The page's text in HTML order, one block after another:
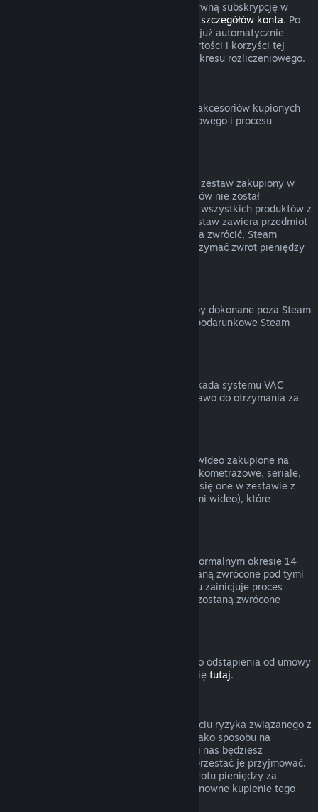
Pamiętaj o tym, że możesz anulować aktywną subskrypcję w
swoich szczegółów konta. Po
anulowaniu twoja subskrypcja nie będzie już automatycznie
odnawiana, ale uzyskasz dostęp do zawartości i korzyści tej
subskrypcji do końca twojego obecnego okresu rozliczeniowego.
Możesz poprosić o zwrot sprzętu Steam i akcesoriów kupionych
poprzez Steam w obrębie przedziału czasowego i procesu
Możesz otrzymać zwrot pieniędzy za cały zestaw zakupiony w
Sklepie Steam, jeśli żaden z jego elementów nie został
przekazany lub łączny czas uruchomienia wszystkich produktów z
zestawu nie przekracza 2 godzin. Jeśli zestaw zawiera przedmiot
w grze lub DLC, który normalnie nie można zwrócić, Steam
poinformuje cię przy kasie, czy można otrzymać zwrot pieniędzy
Valve nie może zapewnić zwrotu za zakupy dokonane poza Steam
(na przykład klucze produktów lub karty podarunkowe Steam
Jeśli na twoje konto została nałożona blokada systemu VAC
(Valve Anti-Cheat) na daną grę, tracisz prawo do otrzymania za
Nie możemy zwracać pieniędzy za treści wideo zakupione na
Steam (na przykład filmy pełno- oraz krótkometrażowe, seriale,
odcinki czy poradniki), chyba że znajdują się one w zestawie z
innymi treściami (niebędącymi materiałami wideo), które
Nieodebrane prezenty można zwrócić w normalnym okresie 14
dni lub 2 godzin. Odebrane prezenty zostaną zwrócone pod tymi
samymi warunkami, jeśli adresat prezentu zainicjuje proces
zwrotu. Środki użyte do zakupu prezentu zostaną zwrócone
Wyjaśnienie dotyczące działania prawa do odstąpienia od umowy
w UE dla użytkowników Steam znajduje się tutaj.
Zwroty pieniędzy mają polegać na usunięciu ryzyka związanego z
kupowaniem produktów na Steam — nie jako sposobu na
zdobywanie darmowych gier. Jeśli według nas będziesz
nadużywać zwrotów pieniędzy, możemy przestać je przyjmować.
Nie uważamy za nadużycie zażądania zwrotu pieniędzy za
produkt zakupiony przed wyprzedażą i ponowne kupienie tego